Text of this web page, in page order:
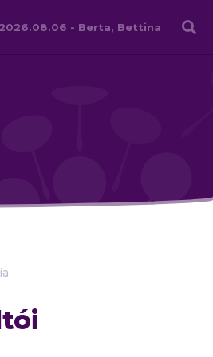
2026.08.06 - Berta, Bettina